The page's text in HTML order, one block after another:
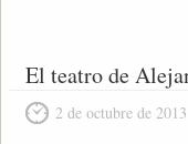
El teatro de
2 de octubre de 2013